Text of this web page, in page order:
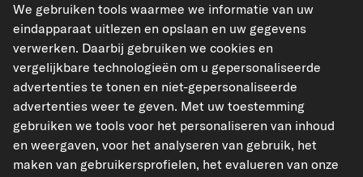
Onze verzendpartner
kfzteile24.de kfzteile24.at
carpardoo.fr
carpardoo.dk
We gebruiken tools waarmee we informatie van uw
eindapparaat uitlezen en opslaan en uw gegevens
verwerken. Daarbij gebruiken we cookies en
vergelijkbare technologieën om u gepersonaliseerde
advertenties te tonen en niet-gepersonaliseerde
advertenties weer te geven. Met uw toestemming
gebruiken we tools voor het personaliseren van inhoud
en weergaven, voor het analyseren van gebruik, het
maken van gebruikersprofielen, het evalueren van onze